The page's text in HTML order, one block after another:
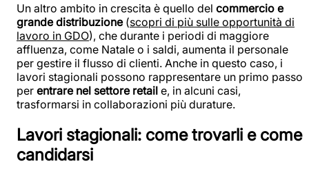
Un altro ambito in crescita è quello del commercio e
grande distribuzione (scopri di più sulle opportunità di
lavoro in GDO), che durante i periodi di maggiore
affluenza, come Natale o i saldi, aumenta il personale
per gestire il flusso di clienti. Anche in questo caso, i
lavori stagionali possono rappresentare un primo passo
per entrare nel settore retail e, in alcuni casi,
trasformarsi in collaborazioni più durature.
Lavori stagionali: come trovarli e come
candidarsi